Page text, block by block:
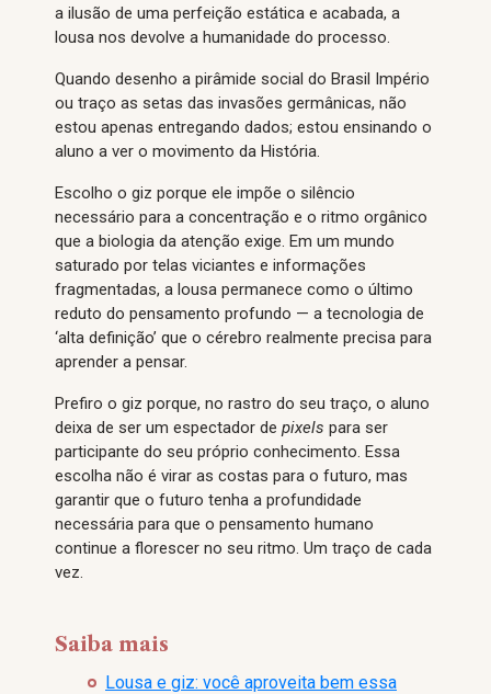
a ilusão de uma perfeição estática e acabada, a
lousa nos devolve a humanidade do processo.
Quando desenho a pirâmide social do Brasil Império
ou traço as setas das invasões germânicas, não
estou apenas entregando dados; estou ensinando o
aluno a ver o movimento da História.
Escolho o giz porque ele impõe o silêncio
necessário para a concentração e o ritmo orgânico
que a biologia da atenção exige. Em um mundo
saturado por telas viciantes e informações
fragmentadas, a lousa permanece como o último
reduto do pensamento profundo — a tecnologia de
‘alta definição’ que o cérebro realmente precisa para
aprender a pensar.
Prefiro o giz porque, no rastro do seu traço, o aluno
deixa de ser um espectador de pixels para ser
participante do seu próprio conhecimento. Essa
escolha não é virar as costas para o futuro, mas
garantir que o futuro tenha a profundidade
necessária para que o pensamento humano
continue a florescer no seu ritmo. Um traço de cada
vez.
Saiba mais
Lousa e giz: você aproveita bem essa